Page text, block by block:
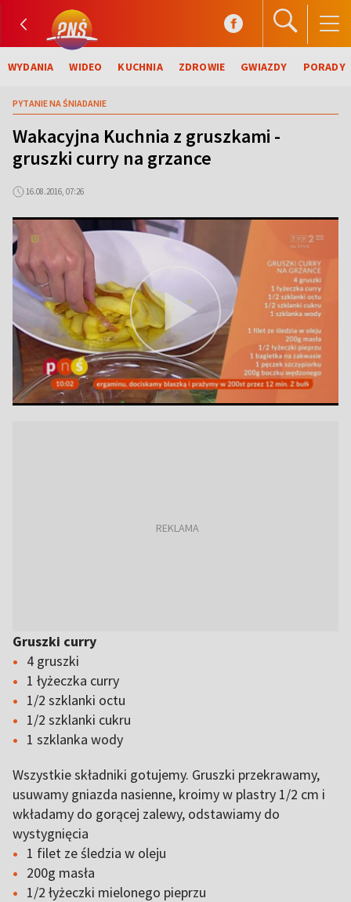
WYDANIA WIDEO KUCHNIA ZDROWIE GWIAZDY PORADY
PYTANIE NA ŚNIADANIE
Wakacyjna Kuchnia z gruszkami -
gruszki curry na grzance
16.08.2016, 07:26
Gruszki curry
4 gruszki
1 łyżeczka curry
1/2 szklanki octu
1/2 szklanki cukru
1 szklanka wody
Wszystkie składniki gotujemy. Gruszki przekrawamy,
usuwamy gniazda nasienne, kroimy w plastry 1/2 cm i
wkładamy do gorącej zalewy, odstawiamy do
wystygnięcia
1 filet ze śledzia w oleju
200g masła
1/2 łyżeczki mielonego pieprzu